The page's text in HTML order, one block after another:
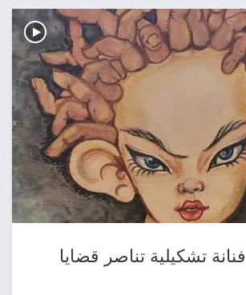
تشكيلية تناصر قضايا